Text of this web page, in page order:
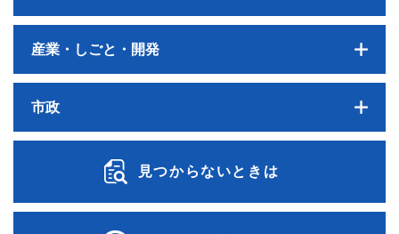
産業・しごと・開発
市政
見つからないときは